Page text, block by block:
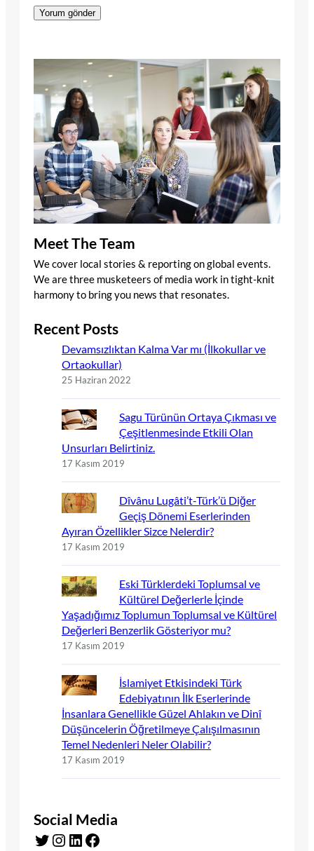
Meet The Team
We cover local stories & reporting on global events.
We are three musketeers of media work in tight-knit
harmony to bring you news that resonates.
Recent Posts
Devamsızlıktan Kalma Var mı (İlkokullar ve
Ortaokullar)
25 Haziran 2022
Sagu Türünün Ortaya Çıkması ve
Çeşitlenmesinde Etkili Olan
Unsurları Belirtiniz.
17 Kasım 2019
Dîvânu Lugâti’t-Türk’ü Diğer
Geçiş Dönemi Eserlerinden
Ayıran Özellikler Sizce Nelerdir?
17 Kasım 2019
Eski Türklerdeki Toplumsal ve
Kültürel Değerlerle İçinde
Yaşadığımız Toplumun Toplumsal ve Kültürel
Değerleri Benzerlik Gösteriyor mu?
17 Kasım 2019
İslamiyet Etkisindeki Türk
Edebiyatının İlk Eserlerinde
İnsanlara Genellikle Güzel Ahlakın ve Dinî
Düşüncelerin Öğretilmeye Çalışılmasının
Temel Nedenleri Neler Olabilir?
17 Kasım 2019
Social Media
Twitter Instagram LinkedIn Facebook